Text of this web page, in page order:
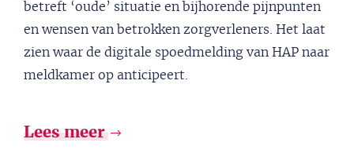
betreft ‘oude’ situatie en bijhorende pijnpunten
en wensen van betrokken zorgverleners. Het laat
zien waar de digitale spoedmelding van HAP naar
meldkamer op anticipeert.
Lees meer